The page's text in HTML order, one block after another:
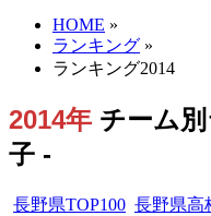
HOME »
ランキング »
ランキング2014
2014年 チーム
子 -
長野県TOP100 長野県高